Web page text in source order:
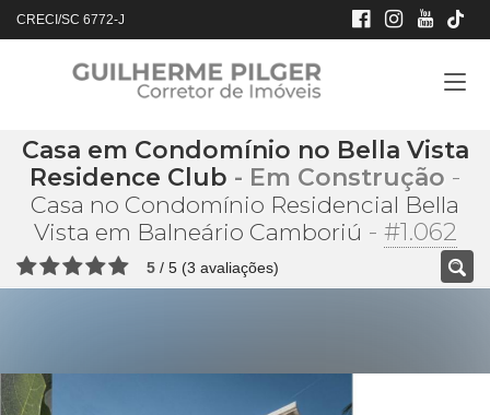
CRECI/SC 6772-J
Casa em Condomínio no Bella Vista
Residence Club - Em Construção -
Casa no Condomínio Residencial Bella
Vista em Balneário Camboriú - #1.062
5 / 5 (3 avaliações)